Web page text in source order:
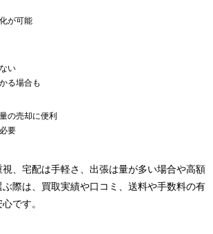
が可能
い
る場合も
の売却に便利
要
、宅配は手軽さ、出張は量が多い場合や高額
際は、買取実績や口コミ、送料や手数料の有
です。